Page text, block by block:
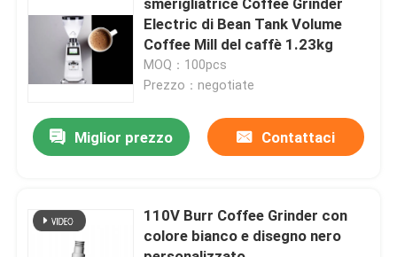
Controllo di qualità
Contattici
Casi
Burr Coffee Grinder
smerigliatrice Coffee Grinder
Electric di Bean Tank Volume
Coffee Mill del caffè 1.23kg
MOQ：100pcs
Prezzo：negotiate
Miglior prezzo Contattaci
110V Burr Coffee Grinder con
colore bianco e disegno nero